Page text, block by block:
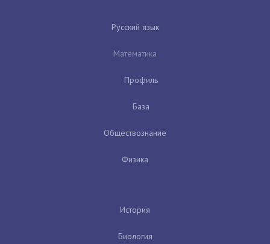
Русский язык
Математика
Профиль
База
Обществознание
Физика
История
Биология